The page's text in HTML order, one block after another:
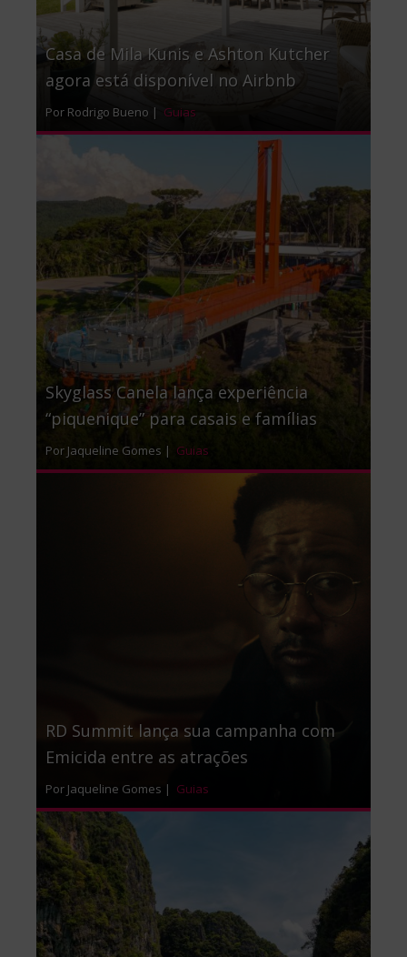
Casa de Mila Kunis e Ashton Kutcher
agora está disponível no Airbnb
Por Rodrigo Bueno | Guias
Skyglass Canela lança experiência
“piquenique” para casais e famílias
Por Jaqueline Gomes | Guias
RD Summit lança sua campanha com
Emicida entre as atrações
Por Jaqueline Gomes | Guias